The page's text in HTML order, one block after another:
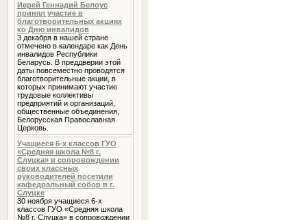
Иерей Геннадий Белоус
принял участие в
благотворительных акциях
ко Дню инвалидов
3 декабря в нашей стране
отмечено в календаре как День
инвалидов Республики
Беларусь. В преддверии этой
даты повсеместно проводятся
благотворительные акции, в
которых принимают участие
трудовые коллективы
предприятий и организаций,
общественные объединения,
Белорусская Православная
Церковь.
Учащиеся 6-х классов ГУО
«Средняя школа №8 г.
Слуцка» в сопровождении
своих классных
руководителей посетили
кафедральный собор в г.
Слуцке
30 ноября учащиеся 6-х
классов ГУО «Средняя школа
№8 г. Слуцка» в сопровождении